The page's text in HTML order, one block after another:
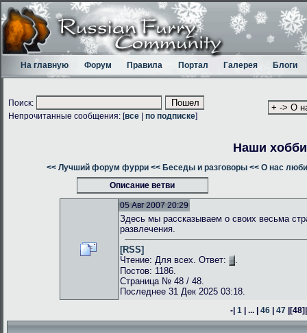
На главную Форум Правила Портал Галерея Блоги
Поиск:
Непрочитанные сообщения: [все по подписке]
Наши хобби
<< Лучший форум фурри << Беседы и разговоры << О нас
Описание ветви
05 Авг 2007 20:29
Здесь мы рассказываем о своих весьма
развлечения.
[RSS]
Чтение: Для всех. Ответ:
.
Постов: 1186.
Страница № 48 / 48.
Последнее 31 Дек 2025 03:18.
-| 1 | ... | 46 | 47 |[48]